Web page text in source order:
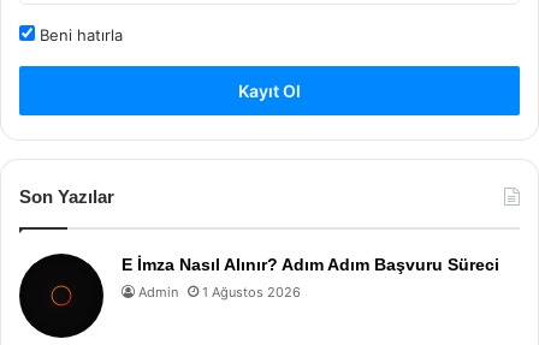
Beni hatırla
Kayıt Ol
Son Yazılar
E İmza Nasıl Alınır? Adım Adım Başvuru Süreci
Admin 1 Ağustos 2026